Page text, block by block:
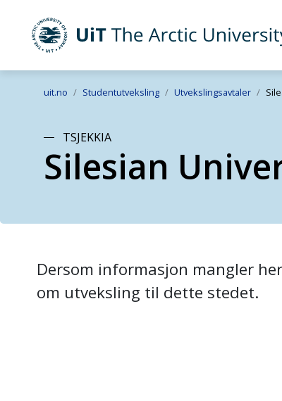
Skip to main content
UiT The Arctic University of Norway
uit.no Studentutveksling Utvekslingsavtaler
TSJEKKIA
Silesian
Dersom informasjon mangler
om utveksling til dette stedet.